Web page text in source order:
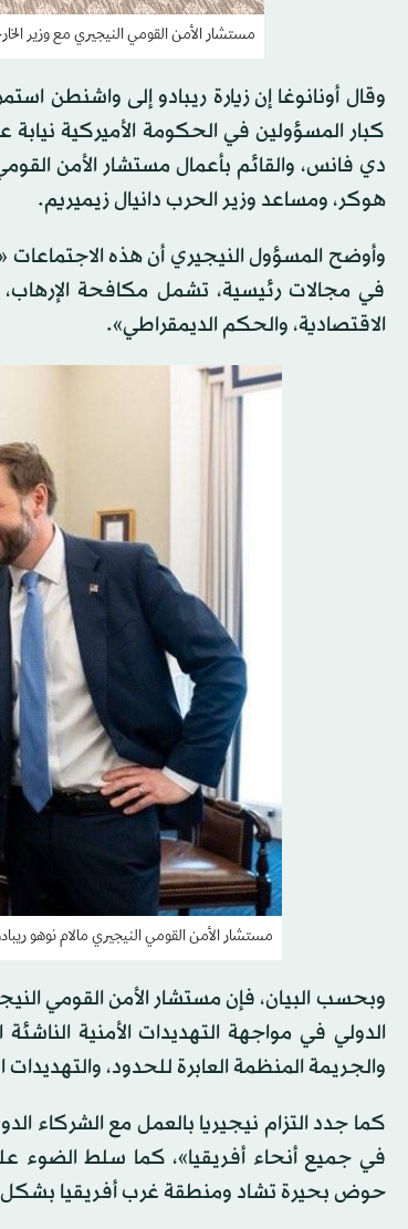
مستشار الأمن القومي النيجيري مع وزير
كبار المسؤولين في الحكومة الأميركية
دي فانس، والقائم بأعمال مستشار الأمن
هوكر، ومساعد وزير الحرب دانيال زيميريم.
وأوضح المسؤول النيجيري أن هذه الاجتماعات
في مجالات رئيسية، تشمل مكافحة الإرهاب،
الاقتصادية، والحكم الديمقراطي».
مستشار الأمن القومي النيجيري مالام نوهو
وبحسب البيان، فإن مستشار الأمن القومي
الدولي في مواجهة التهديدات الأمنية
والجريمة المنظمة العابرة للحدود، والتهديدات
كما جدد التزام نيجيريا بالعمل مع الشركاء
في جميع أنحاء أفريقيا»، كما سلط الضوء
حوض بحيرة تشاد ومنطقة غرب أفريقيا